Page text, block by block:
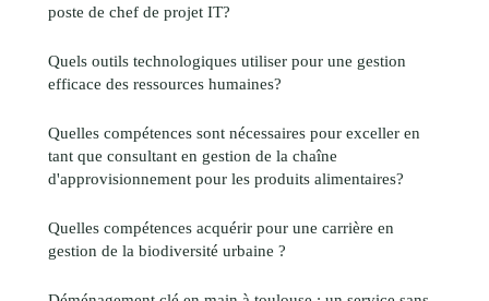
poste de chef de projet IT?
Quels outils technologiques utiliser pour une gestion
efficace des ressources humaines?
Quelles compétences sont nécessaires pour exceller en
tant que consultant en gestion de la chaîne
d'approvisionnement pour les produits alimentaires?
Quelles compétences acquérir pour une carrière en
gestion de la biodiversité urbaine ?